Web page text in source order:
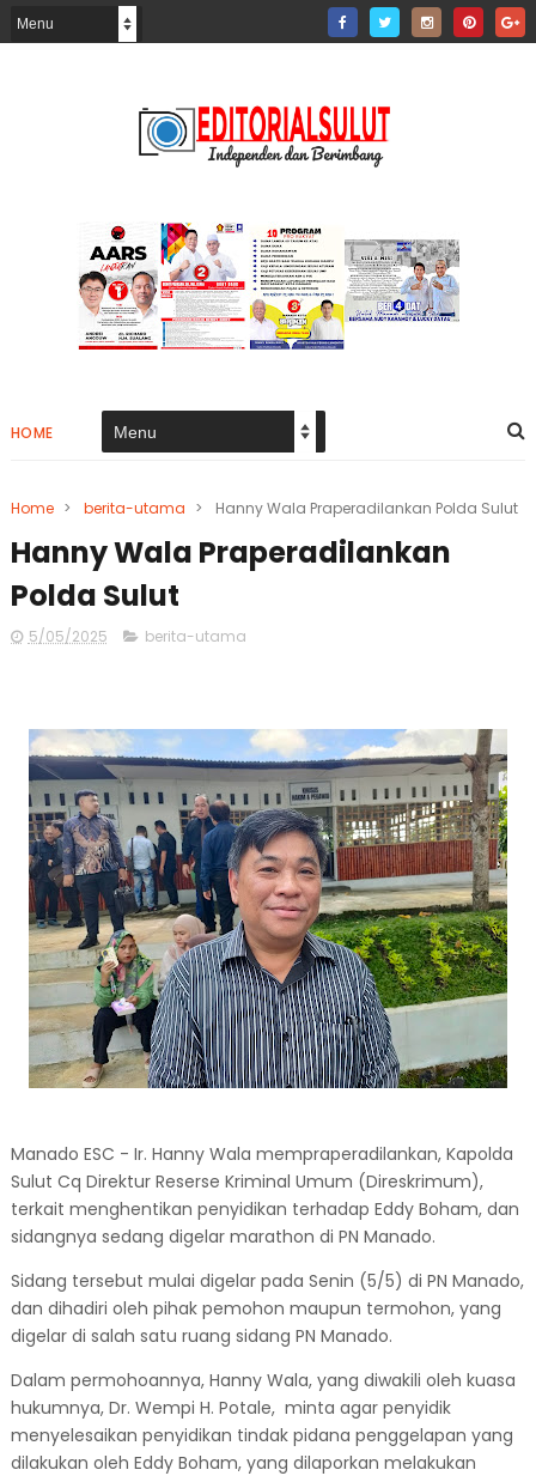
HOME
Home > berita-utama > Hanny Wala Praperadilankan Polda Sulut
Hanny Wala Praperadilankan
Polda Sulut
5/05/2025 berita-utama
Manado ESC - Ir. Hanny Wala mempraperadilankan, Kapolda
Sulut Cq Direktur Reserse Kriminal Umum (Direskrimum),
terkait menghentikan penyidikan terhadap Eddy Boham, dan
sidangnya sedang digelar marathon di PN Manado.
Sidang tersebut mulai digelar pada Senin (5/5) di PN Manado,
dan dihadiri oleh pihak pemohon maupun termohon, yang
digelar di salah satu ruang sidang PN Manado.
Dalam permohoannya, Hanny Wala, yang diwakili oleh kuasa
hukumnya, Dr. Wempi H. Potale, minta agar penyidik
menyelesaikan penyidikan tindak pidana penggelapan yang
dilakukan oleh Eddy Boham, yang dilaporkan melakukan